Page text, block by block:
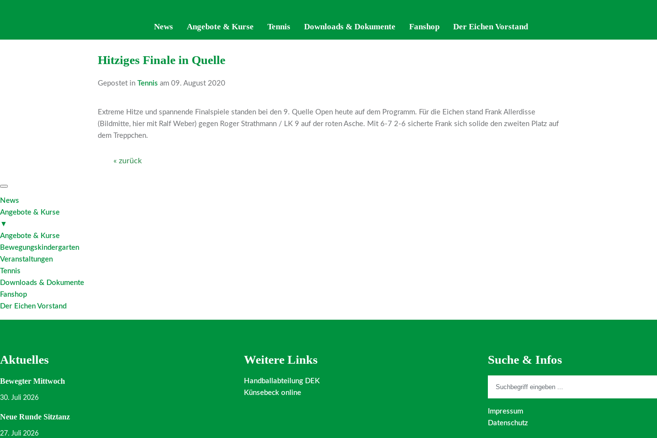
News Angebote & Kurse Tennis Downloads & Dokumente Fanshop Der Eichen Vorstand
News Angebote & Kurse Tennis Downloads & Dokumente Fanshop Der Eichen Vorstand
Hitziges Finale in Quelle
Gepostet in Tennis am 09. August 2020
Extreme Hitze und spannende Finalspiele standen bei den 9. Quelle Open heute auf dem Programm. Für die Eichen stand Frank Allerdisse
(Bildmitte, hier mit Ralf Weber) gegen Roger Strathmann / LK 9 auf der roten Asche. Mit 6-7 2-6 sicherte Frank sich solide den zweiten Platz auf
dem Treppchen.
« zurück
News
Angebote & Kurse
▼
Angebote & Kurse
Bewegungskindergarten
Veranstaltungen
Tennis
Downloads & Dokumente
Fanshop
Der Eichen Vorstand
Aktuelles
Bewegter Mittwoch
30. Juli 2026
Neue Runde Sitztanz
27. Juli 2026
Weitere Links
Handballabteilung DEK
Künsebeck online
Suche & Infos
Impressum
Datenschutz